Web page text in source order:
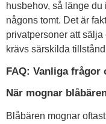
husbehov, så länge
någons tomt. Det är
privatpersoner att
krävs särskilda
FAQ: Vanliga frågor
När mognar
Blåbären mognar